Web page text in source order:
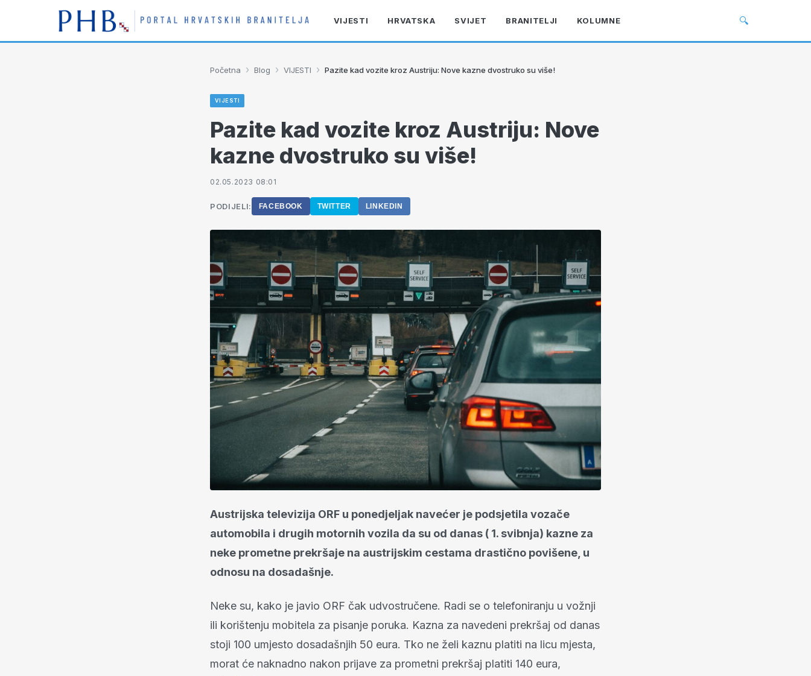
VIJESTI HRVATSKA SVIJET BRANITELJI KOLUMNE 🔍
Početna › Blog › VIJESTI › Pazite kad vozite kroz Austriju: Nove kazne dvostruko su više!
VIJESTI
Pazite kad vozite kroz Austriju: Nove
kazne dvostruko su više!
02.05.2023 08:01
PODIJELI: FACEBOOK TWITTER LINKEDIN
Austrijska televizija ORF u ponedjeljak navećer je podsjetila vozače
automobila i drugih motornih vozila da su od danas ( 1. svibnja) kazne za
neke prometne prekršaje na austrijskim cestama drastično povišene, u
odnosu na dosadašnje.
Neke su, kako je javio ORF čak udvostručene. Radi se o telefoniranju u vožnji
ili korištenju mobitela za pisanje poruka. Kazna za navedeni prekršaj od danas
stoji 100 umjesto dosadašnjih 50 eura. Tko ne želi kaznu platiti na licu mjesta,
morat će naknadno nakon prijave za prometni prekršaj platiti 140 eura,